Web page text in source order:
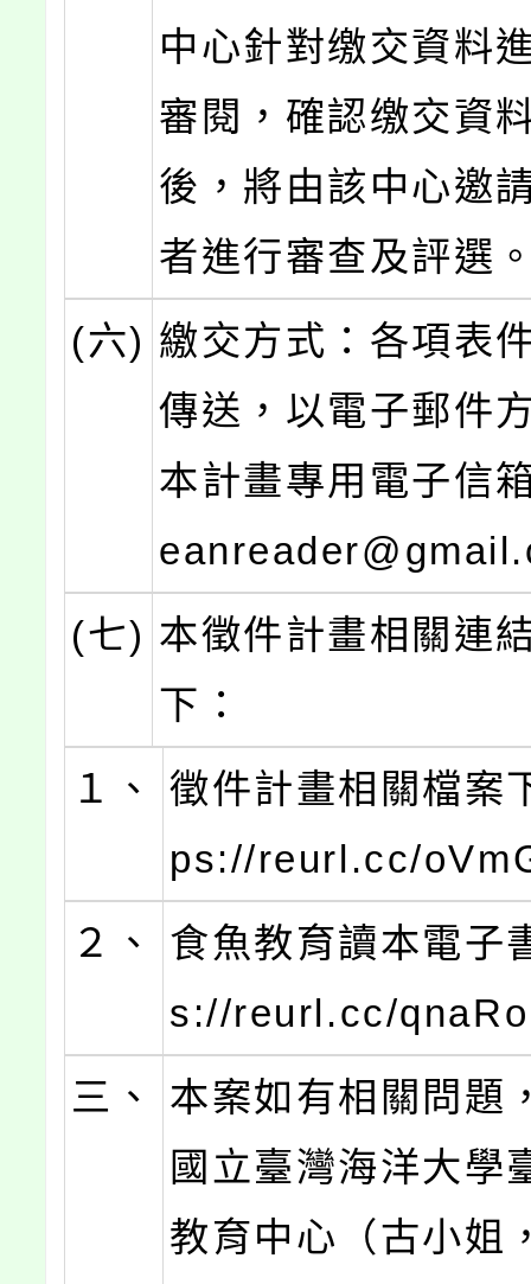
中心針對缴交資料
審閱，確認缴交資
後，將由該中心邀
者進行審查及評選
(六) 繳交方式：各項表
傳送，以電子郵件
本計畫專用電子信
(七) 本徵件計畫相關連
下：
１、
徵件計畫相關檔案
ps://reurl.cc/
２、
食魚教育讀本電子
s://reurl.cc/
三、
本案如有相關問題
國立臺灣海洋大學
教育中心（古小姐